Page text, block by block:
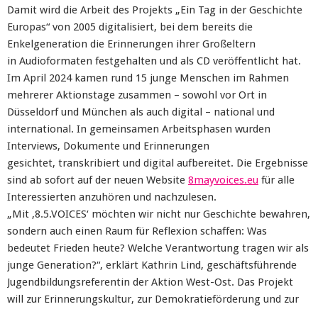
Damit wird die Arbeit des Projekts „Ein Tag in der Geschichte
Europas“ von 2005 digitalisiert, bei dem bereits die
Enkelgeneration die Erinnerungen ihrer Großeltern
in Audioformaten festgehalten und als CD veröffentlicht hat.
Im April 2024 kamen rund 15 junge Menschen im Rahmen
mehrerer Aktionstage zusammen – sowohl vor Ort in
Düsseldorf und München als auch digital – national und
international. In gemeinsamen Arbeitsphasen wurden
Interviews, Dokumente und Erinnerungen
gesichtet, transkribiert und digital aufbereitet. Die Ergebnisse
sind ab sofort auf der neuen Website 8mayvoices.eu für alle
Interessierten anzuhören und nachzulesen.
„Mit ‚8.5.VOICES‘ möchten wir nicht nur Geschichte bewahren,
sondern auch einen Raum für Reflexion schaffen: Was
bedeutet Frieden heute? Welche Verantwortung tragen wir als
junge Generation?“, erklärt Kathrin Lind, geschäftsführende
Jugendbildungsreferentin der Aktion West-Ost. Das Projekt
will zur Erinnerungskultur, zur Demokratieförderung und zur